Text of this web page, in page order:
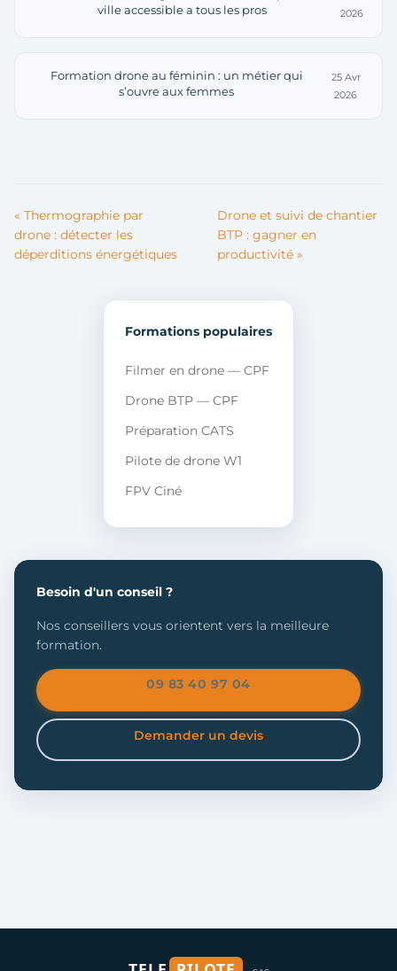
ville accessible a tous les pros
2026
Formation drone au féminin : un métier qui
s’ouvre aux femmes
25 Avr
2026
« Thermographie par
drone : détecter les
déperditions énergétiques
Drone et suivi de chantier
BTP : gagner en
productivité »
Formations populaires
Filmer en drone — CPF
Drone BTP — CPF
Préparation CATS
Pilote de drone W1
FPV Ciné
Besoin d'un conseil ?
Nos conseillers vous orientent vers la meilleure
formation.
09 83 40 97 04
Demander un devis